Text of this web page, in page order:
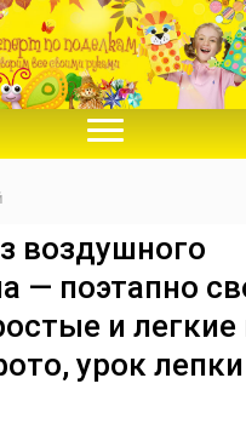
воздушного
— поэтапно
и легкие
урок